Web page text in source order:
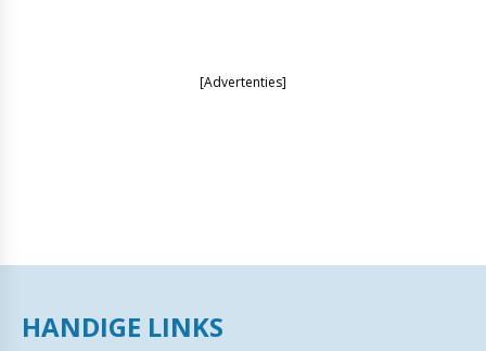
[Advertenties]
HANDIGE LINKS